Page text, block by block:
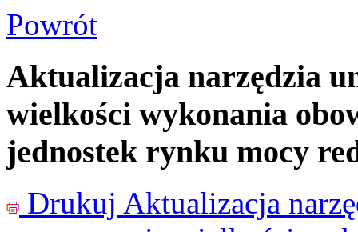
Powrót
Aktualizacja narzędzia
wielkości wykonania
jednostek rynku mocy
Drukuj Aktualizacja